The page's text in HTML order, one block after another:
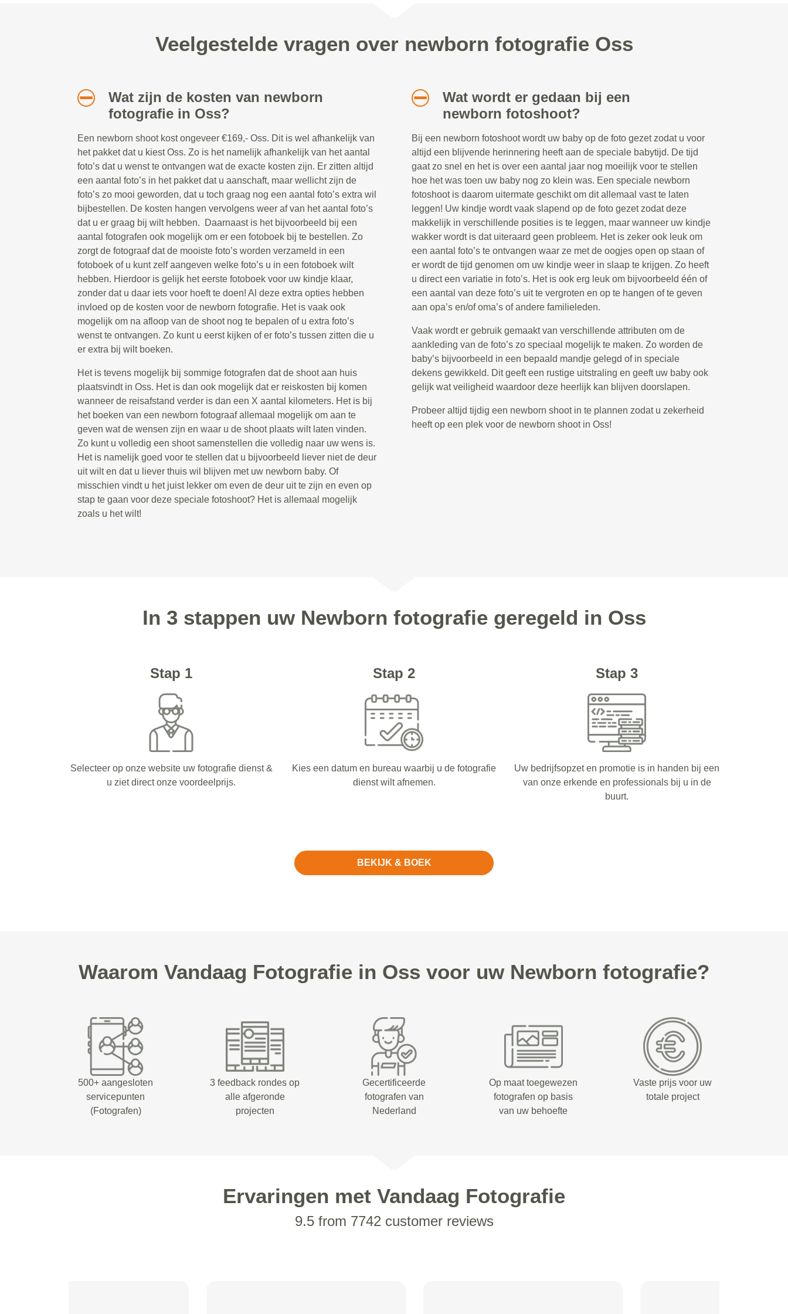
Veelgestelde vragen over newborn fotografie Oss
Wat zijn de kosten van newborn
fotografie in Oss?
Een newborn shoot kost ongeveer €169,- Oss. Dit is wel afhankelijk van
het pakket dat u kiest Oss. Zo is het namelijk afhankelijk van het aantal
foto’s dat u wenst te ontvangen wat de exacte kosten zijn. Er zitten altijd
een aantal foto’s in het pakket dat u aanschaft, maar wellicht zijn de
foto’s zo mooi geworden, dat u toch graag nog een aantal foto’s extra wil
bijbestellen. De kosten hangen vervolgens weer af van het aantal foto’s
dat u er graag bij wilt hebben. Daarnaast is het bijvoorbeeld bij een
aantal fotografen ook mogelijk om er een fotoboek bij te bestellen. Zo
zorgt de fotograaf dat de mooiste foto’s worden verzameld in een
fotoboek of u kunt zelf aangeven welke foto’s u in een fotoboek wilt
hebben. Hierdoor is gelijk het eerste fotoboek voor uw kindje klaar,
zonder dat u daar iets voor hoeft te doen! Al deze extra opties hebben
invloed op de kosten voor de newborn fotografie. Het is vaak ook
mogelijk om na afloop van de shoot nog te bepalen of u extra foto’s
wenst te ontvangen. Zo kunt u eerst kijken of er foto’s tussen zitten die u
er extra bij wilt boeken.
Het is tevens mogelijk bij sommige fotografen dat de shoot aan huis
plaatsvindt in Oss. Het is dan ook mogelijk dat er reiskosten bij komen
wanneer de reisafstand verder is dan een X aantal kilometers. Het is bij
het boeken van een newborn fotograaf allemaal mogelijk om aan te
geven wat de wensen zijn en waar u de shoot plaats wilt laten vinden.
Zo kunt u volledig een shoot samenstellen die volledig naar uw wens is.
Het is namelijk goed voor te stellen dat u bijvoorbeeld liever niet de deur
uit wilt en dat u liever thuis wil blijven met uw newborn baby. Of
misschien vindt u het juist lekker om even de deur uit te zijn en even op
stap te gaan voor deze speciale fotoshoot? Het is allemaal mogelijk
zoals u het wilt!
Wat wordt er gedaan bij een
newborn fotoshoot?
Bij een newborn fotoshoot wordt uw baby op de foto gezet zodat u voor
altijd een blijvende herinnering heeft aan de speciale babytijd. De tijd
gaat zo snel en het is over een aantal jaar nog moeilijk voor te stellen
hoe het was toen uw baby nog zo klein was. Een speciale newborn
fotoshoot is daarom uitermate geschikt om dit allemaal vast te laten
leggen! Uw kindje wordt vaak slapend op de foto gezet zodat deze
makkelijk in verschillende posities is te leggen, maar wanneer uw kindje
wakker wordt is dat uiteraard geen probleem. Het is zeker ook leuk om
een aantal foto’s te ontvangen waar ze met de oogjes open op staan of
er wordt de tijd genomen om uw kindje weer in slaap te krijgen. Zo heeft
u direct een variatie in foto’s. Het is ook erg leuk om bijvoorbeeld één of
een aantal van deze foto’s uit te vergroten en op te hangen of te geven
aan opa’s en/of oma’s of andere familieleden.
Vaak wordt er gebruik gemaakt van verschillende attributen om de
aankleding van de foto’s zo speciaal mogelijk te maken. Zo worden de
baby’s bijvoorbeeld in een bepaald mandje gelegd of in speciale
dekens gewikkeld. Dit geeft een rustige uitstraling en geeft uw baby ook
gelijk wat veiligheid waardoor deze heerlijk kan blijven doorslapen.
Probeer altijd tijdig een newborn shoot in te plannen zodat u zekerheid
heeft op een plek voor de newborn shoot in Oss!
In 3 stappen uw Newborn fotografie geregeld in Oss
Stap 1
Selecteer op onze website uw fotografie dienst &
u ziet direct onze voordeelprijs.
Stap 2
Kies een datum en bureau waarbij u de fotografie
dienst wilt afnemen.
Stap 3
Uw bedrijfsopzet en promotie is in handen bij een
van onze erkende en professionals bij u in de
buurt.
BEKIJK & BOEK
Waarom Vandaag Fotografie in Oss voor uw Newborn fotografie?
500+ aangesloten
servicepunten
(Fotografen)
3 feedback rondes op
alle afgeronde
projecten
Gecertificeerde
fotografen van
Nederland
Op maat toegewezen
fotografen op basis
van uw behoefte
Vaste prijs voor uw
totale project
Ervaringen met Vandaag Fotografie
9.5 from 7742 customer reviews